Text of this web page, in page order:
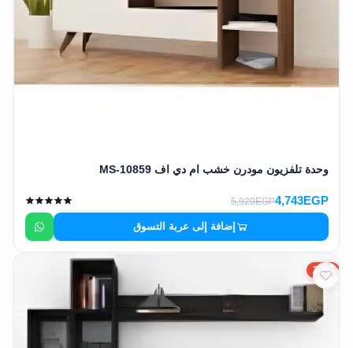
وحدة تلفزيون مودرن خشب ام دي اف MS-10859
4,743EGP
5,929EGP
إضافة إلى عربة التسوق
20%